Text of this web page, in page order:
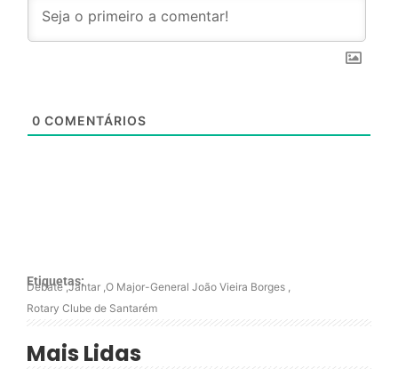
0 COMENTÁRIOS
Etiquetas:
Debate,Jantar ,O Major-General João Vieira Borges ,
Rotary Clube de Santarém
Mais Lidas